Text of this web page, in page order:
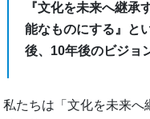
『文化を未来へ継承
能なものにする』と
後、10年後のビジョ
私たちは「文化を未来